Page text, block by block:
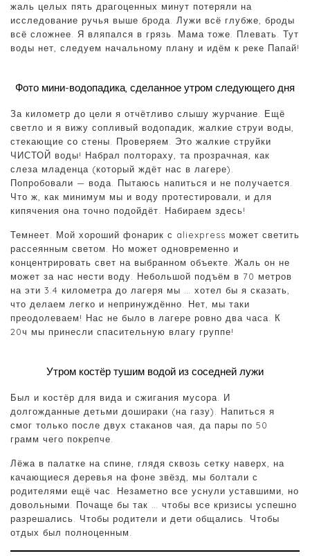
жаль целых пять драгоценных минут потеряли на
исследование ручья выше брода. Лужи всё глубже, броды
всё сложнее. Я вляпался в грязь. Мама тоже. Плевать. Тут
воды нет, следуем начальному плану и идём к реке Папай!
Фото мини-водопадика, сделанное утром следующего дня
За километр до цели я отчётливо слышу журчание. Ещё
светло и я вижу сопливый водопадик, жалкие струи воды,
стекающие со стены. Проверяем. Это жалкие струйки
ЧИСТОЙ воды! Набрал полтораху, та прозрачная, как
слеза младенца (который ждёт нас в лагере).
Попробовали — вода. Пытаюсь напиться и не получается.
Что ж, как минимум мы и воду протестировали, и для
кипячения она точно подойдёт. Набираем здесь!
Темнеет. Мой хороший фонарик с aliexpress может светить
рассеянным светом. Но может одновременно и
концентрировать свет на выбранном объекте. Жаль он не
может за нас нести воду. Небольшой подъём в 70 метров
на эти 3.4 километра до лагеря мы … хотел бы я сказать,
что делаем легко и непринуждённо. Нет, мы таки
преодолеваем! Нас не было в лагере ровно два часа. К
20ч мы принесли спасительную влагу группе!
Утром костёр тушим водой из соседней лужи
Был и костёр для вида и сжигания мусора. И
долгожданные детьми дошираки (на газу). Напиться я
смог только после двух стаканов чая, да пары по 50
грамм чего покрепче.
Лёжа в палатке на спине, глядя сквозь сетку наверх, на
качающиеся деревья на фоне звёзд, мы болтали с
родителями ещё час. Незаметно все уснули уставшими, но
довольными. Почаще бы так … чтобы все кризисы успешно
разрешались. Чтобы родители и дети общались. Чтобы
отдых был полноценным.